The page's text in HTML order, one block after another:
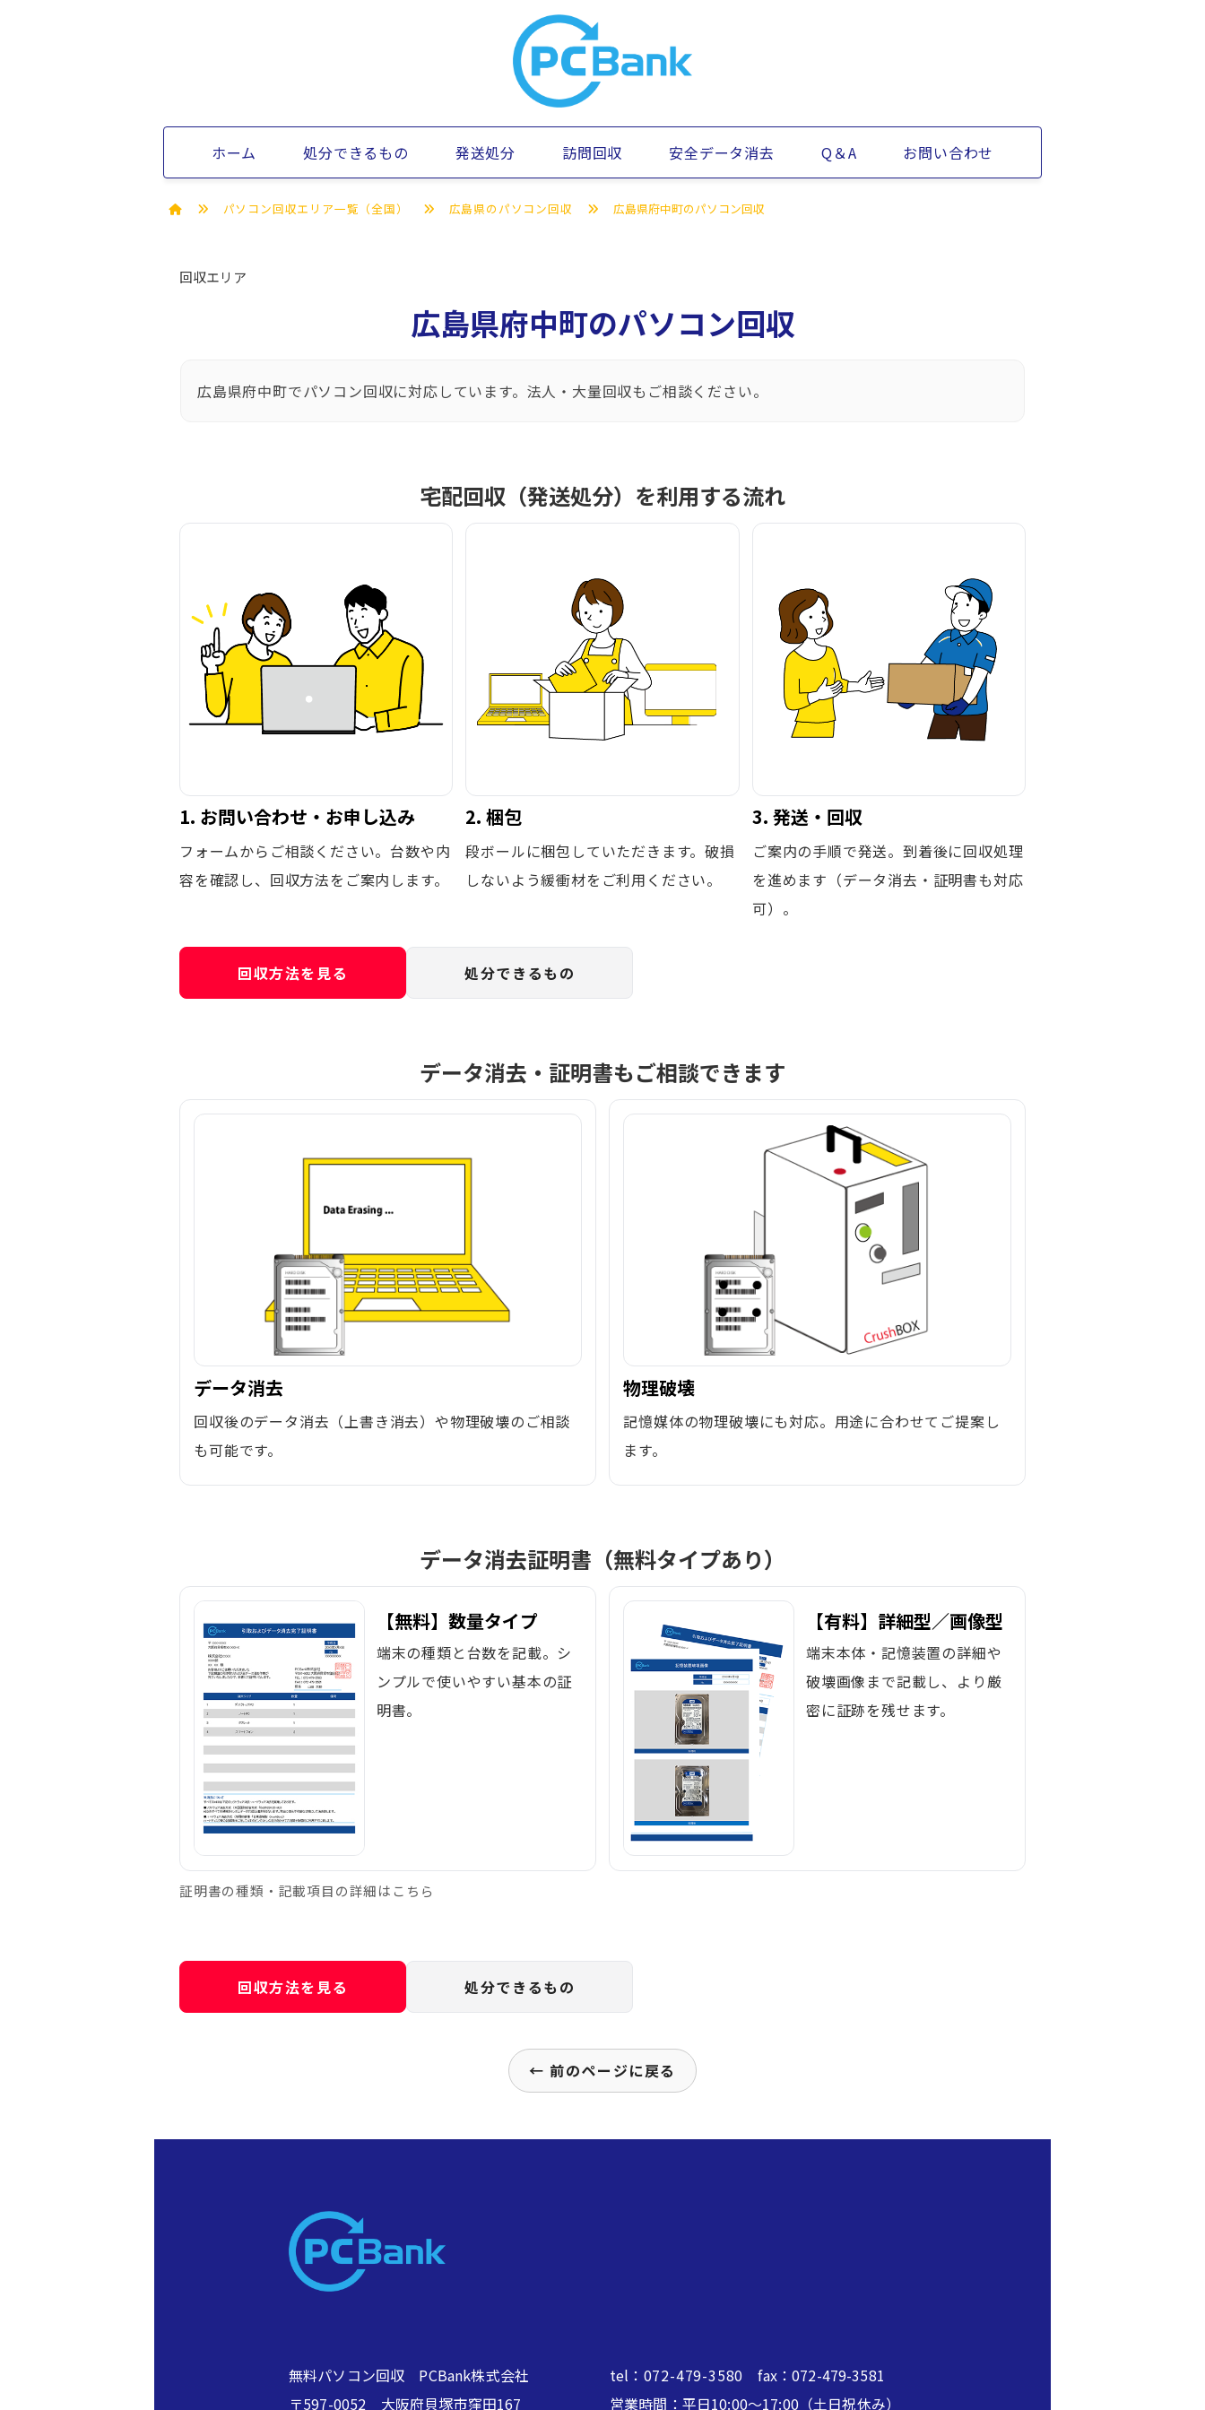
ホーム 処分できるもの 発送処分 訪問回収 安全データ消去 Q＆A お問い合わせ
パソコン回収エリア一覧（全国） 広島県のパソコン回収 広島県府中町のパソコン回収
回収エリア
広島県府中町のパソコン回収
広島県府中町でパソコン回収に対応しています。法人・大量回収もご相談ください。
宅配回収（発送処分）を利用する流れ
1. お問い合わせ・お申し込み
フォームからご相談ください。台数や内
容を確認し、回収方法をご案内します。
2. 梱包
段ボールに梱包していただきます。破損
しないよう緩衝材をご利用ください。
3. 発送・回収
ご案内の手順で発送。到着後に回収処理
を進めます（データ消去・証明書も対応
可）。
回収方法を見る 処分できるもの
データ消去・証明書もご相談できます
データ消去
回収後のデータ消去（上書き消去）や物理破壊のご相談
も可能です。
物理破壊
記憶媒体の物理破壊にも対応。用途に合わせてご提案し
ます。
データ消去証明書（無料タイプあり）
【無料】数量タイプ
端末の種類と台数を記載。シ
ンプルで使いやすい基本の証
明書。
【有料】詳細型／画像型
端末本体・記憶装置の詳細や
破壊画像まで記載し、より厳
密に証跡を残せます。
証明書の種類・記載項目の詳細はこちら
回収方法を見る 処分できるもの
← 前のページに戻る
無料パソコン回収 PCBank株式会社
〒597-0052 大阪府貝塚市窪田167
tel： 072-479-3580 fax：072-479-3581
営業時間：平日10:00～17:00（土日祝休み）